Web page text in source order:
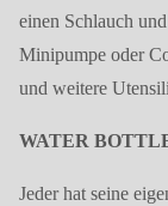
einen Schlauch
Minipumpe oder
und weitere
WATER
Jeder hat seine